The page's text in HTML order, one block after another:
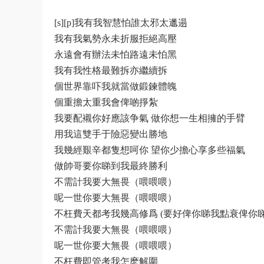
[s][p]我有我智慧怕誰太邪太邋遢
我有我氣勢永未折服拒絕高壓
永遠會有辦法未怕路遠未怕黑
我有我性格最難拆亦繼續拆
個世界靠吓我就當做鍛鍊體魄
個重擔太重我會俾啲掙紮
我要配襯你好應該争氣 做你想一生相擁的手臂
用我這雙手于險惡變出勝地
我幾經艱辛都隻想呵你 望你少擔心享多些福氣
做帥哥要你睇到我最終勝利
不需計我要大無畏（喂喂喂）
呢一世你要大無畏（喂喂喂）
不枉費天都考我幾高修爲 (要好俾你睇我點衰俾你
不需計我要大無畏（喂喂喂）
呢一世你要大無畏（喂喂喂）
不枉費即管考我怎麽解圍